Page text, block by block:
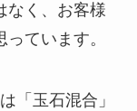
なく、お客様
ています。
「玉石混合」